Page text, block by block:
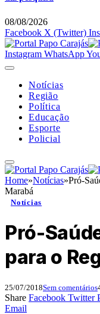
08/08/2026
Facebook X (Twitter)
Instagram WhatsApp
Notícias
Região
Política
Educação
Esporte
Policial
Home»Notícias»Pró-
Marabá
Notícias
Pró-
para o
25/07/2018Sem comentários
Share Facebook Twitter
Email